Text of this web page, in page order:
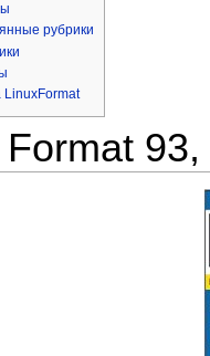
рубрики
LinuxFormat
Format